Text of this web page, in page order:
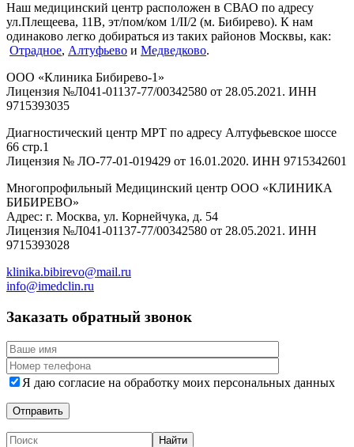
Наш медицинский центр расположен в СВАО по адресу
ул.Плещеева, 11В, эт/пом/ком 1/II/2 (м. Бибирево). К нам
одинаково легко добираться из таких районов Москвы, как:
Отрадное, Алтуфьево и Медведково.
ООО «Клиника Бибирево-1»
Лицензия №Л041-01137-77/00342580 от 28.05.2021. ИНН
9715393035
Диагностический центр МРТ по адресу Алтуфьевское шоссе
66 стр.1
Лицензия № ЛО-77-01-019429 от 16.01.2020. ИНН 9715342601
Многопрофильный Медицинский центр ООО «КЛИНИКА
БИБИРЕВО»
Адрес: г. Москва, ул. Корнейчука, д. 54
Лицензия №Л041-01137-77/00342580 от 28.05.2021. ИНН
9715393028
klinika.bibirevo@mail.ru
info@imedclin.ru
Заказать обратный звонок
Я даю согласие на обработку моих персональных данных